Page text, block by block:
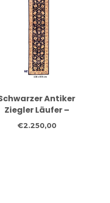
Antiker
Ziegler Läufer –
handgeknüpfter
Wollteppich – 400 x
€2.250,00